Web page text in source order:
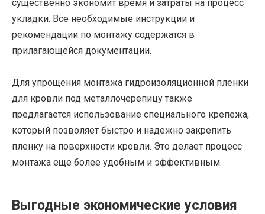
существенно экономит время и затраты на процесс
укладки. Все необходимые инструкции и
рекомендации по монтажу содержатся в
прилагающейся документации.
Для упрощения монтажа гидроизоляционной пленки
для кровли под металлочерепицу также
предлагается использование специального крепежа,
который позволяет быстро и надежно закрепить
пленку на поверхности кровли. Это делает процесс
монтажа еще более удобным и эффективным.
Выгодные экономические условия